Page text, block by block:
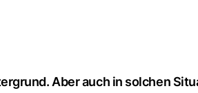
Aber auch in solchen